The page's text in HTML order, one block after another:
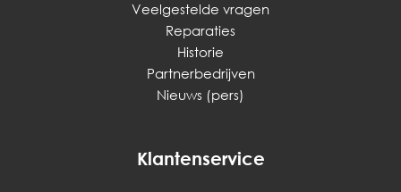
Veelgestelde vragen
Reparaties
Historie
Partnerbedrijven
Nieuws (pers)
Klantenservice